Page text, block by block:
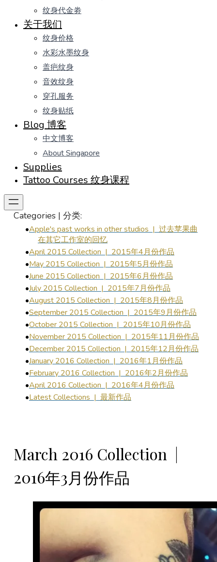
纹身代金劵
关于我们
纹身价格
水彩水墨纹身
盖疤纹身
音效纹身
穿孔服务
纹身贴纸
Blog 博客
中文博客
About Singapore
Supplies
Tattoo Courses 纹身课程
Categories | 分类:
Apple's past works in other studios | 过去苹果曲
在其它工作室的回忆
April 2015 Collection | 2015年4月份作品
May 2015 Collection | 2015年5月份作品
June 2015 Collection | 2015年6月份作品
July 2015 Collection | 2015年7月份作品
August 2015 Collection | 2015年8月份作品
September 2015 Collection | 2015年9月份作品
October 2015 Collection | 2015年10月份作品
November 2015 Collection | 2015年11月份作品
December 2015 Collection | 2015年12月份作品
January 2016 Collection | 2016年1月份作品
February 2016 Collection | 2016年2月份作品
April 2016 Collection | 2016年4月份作品
Latest Collections | 最新作品
March 2016 Collection |
2016年3月份作品